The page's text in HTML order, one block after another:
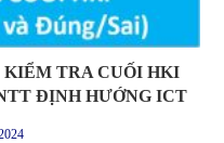
TRA CUỐI HKI
ĐỊNH HƯỚNG ICT